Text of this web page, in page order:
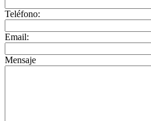
Teléfono:
Email:
Mensaje